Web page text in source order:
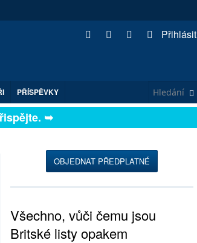
Přihlásit
PŘÍSPĚVKY
➥
OBJEDNAT PŘEDPLATNÉ
Všechno, vůči čemu jsou
Britské listy opakem